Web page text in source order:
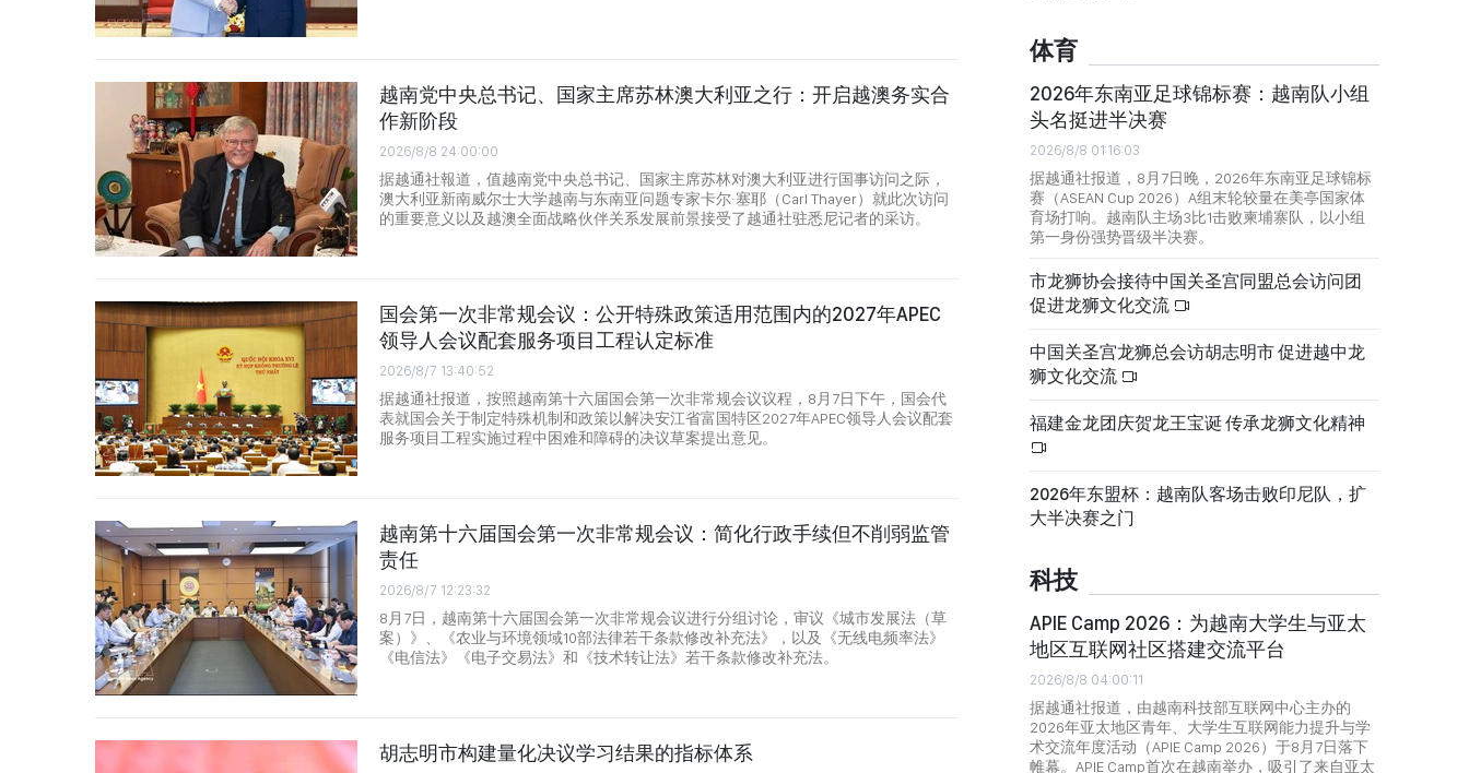
越南党中央总书记、国家主席苏林澳大利亚之行：开启越澳务实合
作新阶段
2026/8/8 24:00:00
据越通社報道，值越南党中央总书记、国家主席苏林对澳大利亚进行国事访问之际，
澳大利亚新南威尔士大学越南与东南亚问题专家卡尔·塞耶（Carl Thayer）就此次访问
的重要意义以及越澳全面战略伙伴关系发展前景接受了越通社驻悉尼记者的采访。
国会第一次非常规会议：公开特殊政策适用范围内的2027年APEC
领导人会议配套服务项目工程认定标准
2026/8/7 13:40:52
据越通社报道，按照越南第十六届国会第一次非常规会议议程，8月7日下午，国会代
表就国会关于制定特殊机制和政策以解决安江省富国特区2027年APEC领导人会议配套
服务项目工程实施过程中困难和障碍的决议草案提出意见。
越南第十六届国会第一次非常规会议：简化行政手续但不削弱监管
责任
2026/8/7 12:23:32
8月7日，越南第十六届国会第一次非常规会议进行分组讨论，审议《城市发展法（草
案）》、《农业与环境领域10部法律若干条款修改补充法》，以及《无线电频率法》
《电信法》《电子交易法》和《技术转让法》若干条款修改补充法。
胡志明市构建量化决议学习结果的指标体系
体育
2026年东南亚足球锦标赛：越南队小组
头名挺进半决赛
2026/8/8 01:16:03
据越通社报道，8月7日晚，2026年东南亚足球锦标
赛（ASEAN Cup 2026）A组末轮较量在美亭国家体
育场打响。越南队主场3比1击败柬埔寨队，以小组
第一身份强势晋级半决赛。
市龙狮协会接待中国关圣宫同盟总会访问团
促进龙狮文化交流
中国关圣宫龙狮总会访胡志明市 促进越中龙
狮文化交流
福建金龙团庆贺龙王宝诞 传承龙狮文化精神
2026年东盟杯：越南队客场击败印尼队，扩
大半决赛之门
科技
APIE Camp 2026：为越南大学生与亚太
地区互联网社区搭建交流平台
2026/8/8 04:00:11
据越通社报道，由越南科技部互联网中心主办的
2026年亚太地区青年、大学生互联网能力提升与学
术交流年度活动（APIE Camp 2026）于8月7日落下
帷幕。APIE Camp首次在越南举办，吸引了来自亚太